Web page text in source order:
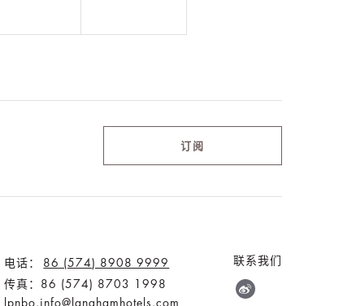
订阅
电话：
86 (574) 8908 9999
传真：86 (574) 8703 1998
lpnbo.info@langhamhotels.com
联系我们